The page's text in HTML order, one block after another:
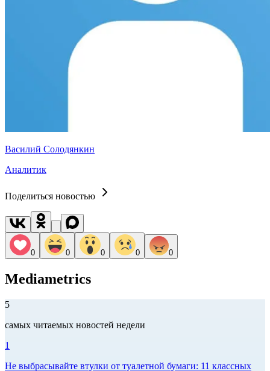
Василий Солодянкин
Аналитик
Поделиться новостью
0 0 0 0 0
Mediametrics
5
самых читаемых новостей недели
1
Не выбрасывайте втулки от туалетной бумаги: 11 классных